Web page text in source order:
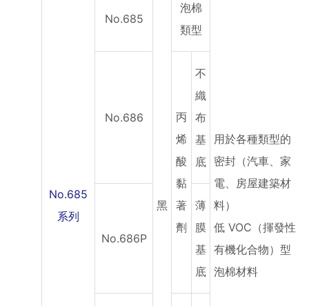
No.685
系列
No.685
黑
泡棉
類型
用於各種類型的
密封（汽車、家
電、房屋建築材
料）
低 VOC（揮發性
有機化合物）型
泡棉材料
No.686
丙
烯
酸
黏
著
劑
不
織
布
基
底
No.686P
薄
膜
基
底